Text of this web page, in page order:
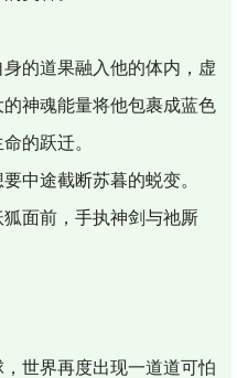
的道果融入他的体内，虚
神魂能量将他包裹成蓝色
的跃迁。
中途截断苏暮的蜕变。
面前，手执神剑与祂厮
世界再度出现一道道可怕